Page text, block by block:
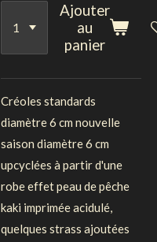
Ajouter
au
panier
Créoles standards
diamètre 6 cm nouvelle
saison diamètre 6 cm
upcyclées à partir d'une
robe effet peau de pêche
kaki imprimée acidulé,
quelques strass ajoutées